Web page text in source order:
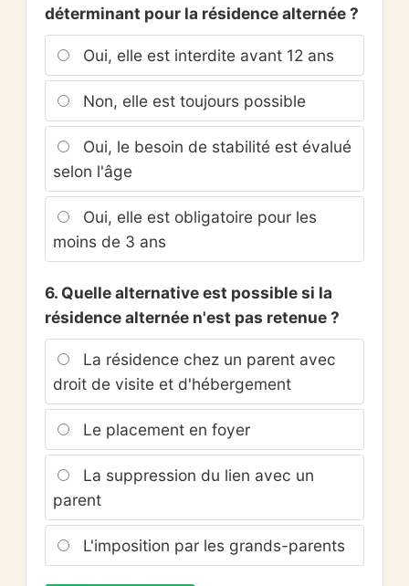
déterminant pour la résidence alternée ?
Oui, elle est interdite avant 12 ans
Non, elle est toujours possible
Oui, le besoin de stabilité est évalué
selon l'âge
Oui, elle est obligatoire pour les
moins de 3 ans
6. Quelle alternative est possible si la
résidence alternée n'est pas retenue ?
La résidence chez un parent avec
droit de visite et d'hébergement
Le placement en foyer
La suppression du lien avec un
parent
L'imposition par les grands-parents